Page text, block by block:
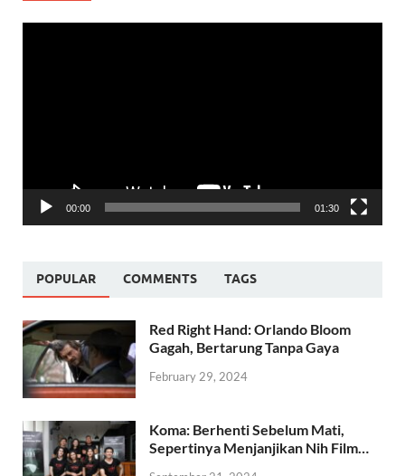
00:00 01:30
POPULAR COMMENTS TAGS
Red Right Hand: Orlando Bloom
Gagah, Bertarung Tanpa Gaya
February 29, 2024
Koma: Berhenti Sebelum Mati,
Sepertinya Menjanjikan Nih Film…